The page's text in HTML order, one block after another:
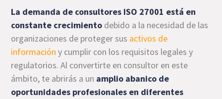
La demanda de consultores ISO 27001 está en
constante crecimiento debido a la necesidad de las
organizaciones de proteger sus activos de
información y cumplir con los requisitos legales y
regulatorios. Al convertirte en consultor en este
ámbito, te abrirás a un amplio abanico de
oportunidades profesionales en diferentes